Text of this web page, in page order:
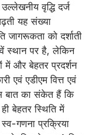
वृद्धि दर्ज
यह संख्या
जागरूकता को दर्शाती
स्थान पर है, लेकिन
में और बेहतर प्रदर्शन
एवं एडीएम वित्त एवं
बात का संकेत हैं कि
बेहतर स्थिति में
गणना प्रक्रिया